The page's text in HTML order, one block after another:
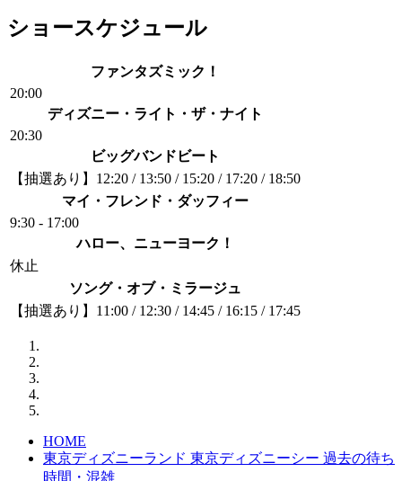
ショースケジュール
ファンタズミック！
20:00
ディズニー・ライト・ザ・ナイト
20:30
ビッグバンドビート
【抽選あり】 12:20 / 13:50 / 15:20 / 17:20 / 18:50
マイ・フレンド・ダッフィー
9:30 - 17:00
ハロー、ニューヨーク！
休止
ソング・オブ・ミラージュ
【抽選あり】 11:00 / 12:30 / 14:45 / 16:15 / 17:45
HOME
東京ディズニーランド 東京ディズニーシー 過去の待ち
時間・混雑